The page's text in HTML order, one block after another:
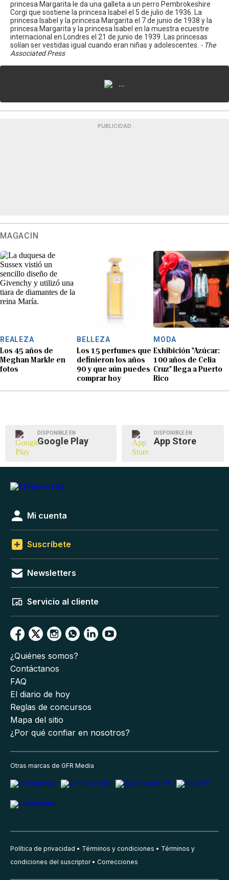
princesa Margarita le da una galleta a un perro Pembrokeshire
Corgi que sostiene la princesa Isabel el 5 de julio de 1936. La
princesa Isabel y la princesa Margarita el 7 de junio de 1938 y la
princesa Margarita y la princesa Isabel en la muestra ecuestre
internacional en Londres el 21 de junio de 1939. Las princesas
solían ser vestidas igual cuando eran niñas y adolescentes. - The
Associated Press
...
PUBLICIDAD
MAGACÍN
REALEZA
Los 45 años de
Meghan Markle en
fotos
BELLEZA
Los 15 perfumes que
definieron los años
90 y que aún puedes
comprar hoy
MODA
Exhibición "Azúcar:
100 años de Celia
Cruz" llega a Puerto
Rico
DISPONIBLE EN
Google Play
DISPONIBLE EN
App Store
Mi cuenta
Suscríbete
Newsletters
Servicio al cliente
¿Quiénes somos?
Contáctanos
FAQ
El diario de hoy
Reglas de concursos
Mapa del sitio
¿Por qué confiar en nosotros?
Otras marcas de GFR Media
Política de privacidad Términos y condiciones
Términos y
condiciones del suscriptor
Correcciones